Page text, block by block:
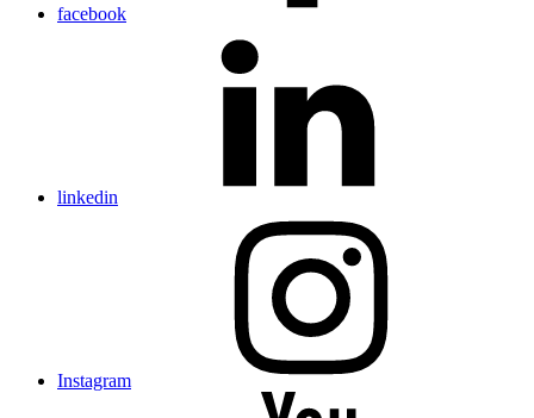
facebook
linkedin
Instagram